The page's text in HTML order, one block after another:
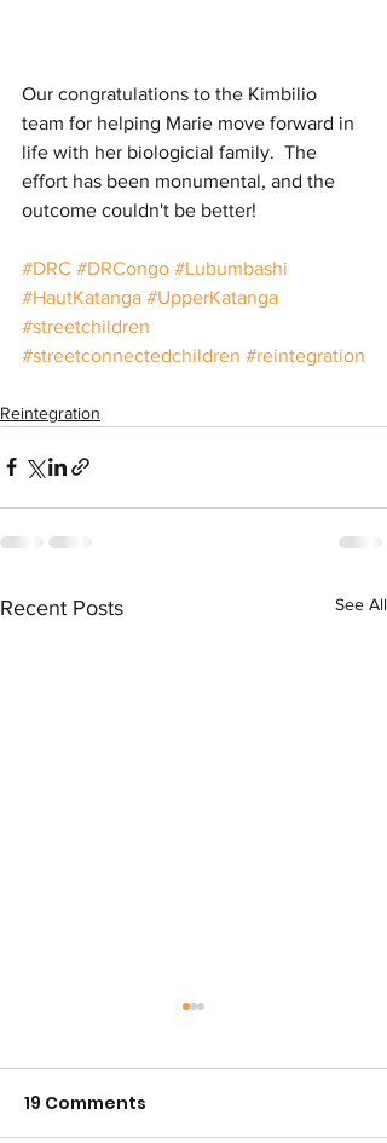
Our congratulations to the Kimbilio
team for helping Marie move forward in
life with her biologicial family.  The
effort has been monumental, and the
outcome couldn't be better!
#DRC #DRCongo #Lubumbashi
#HautKatanga #UpperKatanga
#streetchildren
#streetconnectedchildren #reintegration
Reintegration
Recent Posts See All
19 Comments